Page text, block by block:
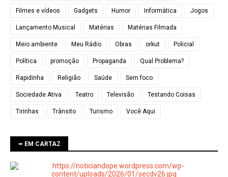
Filmes e vídeos Gadgets Humor Informática Jogos
Lançamento Musical Matérias Matérias Filmada
Meio ambiente Meu Rádio Obras orkut Policial
Política promoção Propaganda Qual Problema?
Rapidinha Religião Saúde Sem foco
Sociedade Ativa Teatro Televisão Testando Coisas
Tirinhas Trânsito Turismo Você Aqui
➛ EM CARTAZ